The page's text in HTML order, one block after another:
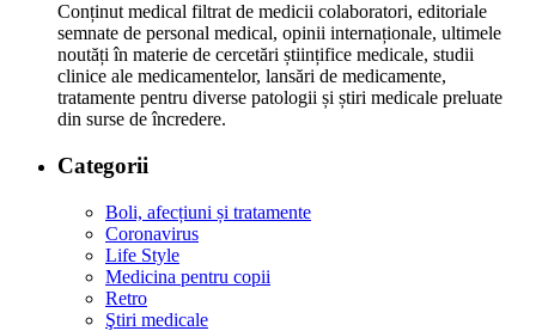
Conținut medical filtrat de medicii colaboratori, editoriale
semnate de personal medical, opinii internaționale, ultimele
noutăți în materie de cercetări științifice medicale, studii
clinice ale medicamentelor, lansări de medicamente,
tratamente pentru diverse patologii și știri medicale preluate
din surse de încredere.
Categorii
Boli, afecțiuni și tratamente
Coronavirus
Life Style
Medicina pentru copii
Retro
Ştiri medicale